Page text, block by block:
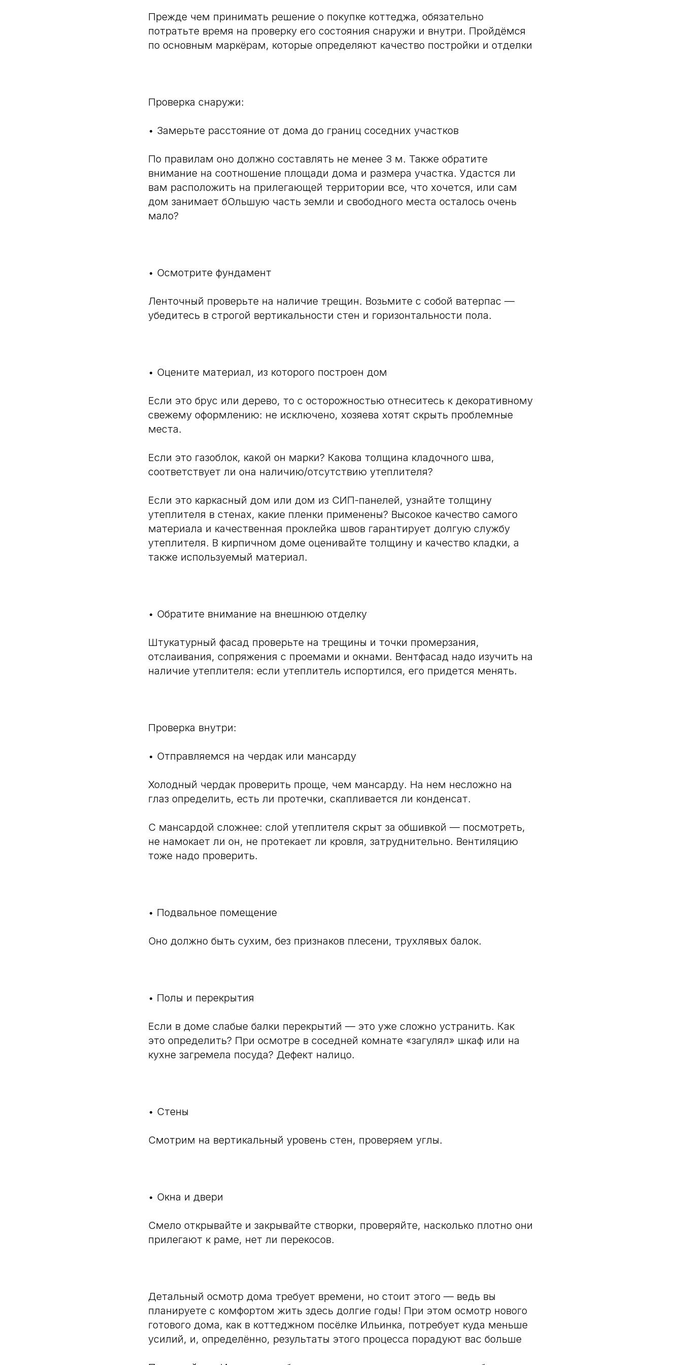
Прежде чем принимать решение о покупке коттеджа, обязательно
потратьте время на проверку его состояния снаружи и внутри. Пройдёмся
по основным маркёрам, которые определяют качество постройки и отделки
Проверка снаружи:
• Замерьте расстояние от дома до границ соседних участков
По правилам оно должно составлять не менее 3 м. Также обратите
внимание на соотношение площади дома и размера участка. Удастся ли
вам расположить на прилегающей территории все, что хочется, или сам
дом занимает бОльшую часть земли и свободного места осталось очень
мало?
• Осмотрите фундамент
Ленточный проверьте на наличие трещин. Возьмите с собой ватерпас —
убедитесь в строгой вертикальности стен и горизонтальности пола.
• Оцените материал, из которого построен дом
Если это брус или дерево, то с осторожностью отнеситесь к декоративному
свежему оформлению: не исключено, хозяева хотят скрыть проблемные
места.
Если это газоблок, какой он марки? Какова толщина кладочного шва,
соответствует ли она наличию/отсутствию утеплителя?
Если это каркасный дом или дом из СИП-панелей, узнайте толщину
утеплителя в стенах, какие пленки применены? Высокое качество самого
материала и качественная проклейка швов гарантирует долгую службу
утеплителя. В кирпичном доме оценивайте толщину и качество кладки, а
также используемый материал.
• Обратите внимание на внешнюю отделку
Штукатурный фасад проверьте на трещины и точки промерзания,
отслаивания, сопряжения с проемами и окнами. Вентфасад надо изучить на
наличие утеплителя: если утеплитель испортился, его придется менять.
Проверка внутри:
• Отправляемся на чердак или мансарду
Холодный чердак проверить проще, чем мансарду. На нем несложно на
глаз определить, есть ли протечки, скапливается ли конденсат.
С мансардой сложнее: слой утеплителя скрыт за обшивкой — посмотреть,
не намокает ли он, не протекает ли кровля, затруднительно. Вентиляцию
тоже надо проверить.
• Подвальное помещение
Оно должно быть сухим, без признаков плесени, трухлявых балок.
• Полы и перекрытия
Если в доме слабые балки перекрытий — это уже сложно устранить. Как
это определить? При осмотре в соседней комнате «загулял» шкаф или на
кухне загремела посуда? Дефект налицо.
• Стены
Смотрим на вертикальный уровень стен, проверяем углы.
• Окна и двери
Смело открывайте и закрывайте створки, проверяйте, насколько плотно они
прилегают к раме, нет ли перекосов.
Детальный осмотр дома требует времени, но стоит этого — ведь вы
планируете с комфортом жить здесь долгие годы! При этом осмотр нового
готового дома, как в коттеджном посёлке Ильинка, потребует куда меньше
усилий, и, определённо, результаты этого процесса порадуют вас больше